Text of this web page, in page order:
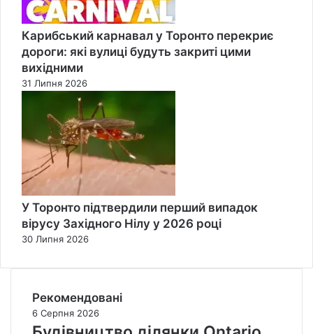
Карибський карнавал у Торонто перекриє
дороги: які вулиці будуть закриті цими
вихідними
31 Липня 2026
У Торонто підтвердили перший випадок
вірусу Західного Нілу у 2026 році
30 Липня 2026
Рекомендовані
6 Серпня 2026